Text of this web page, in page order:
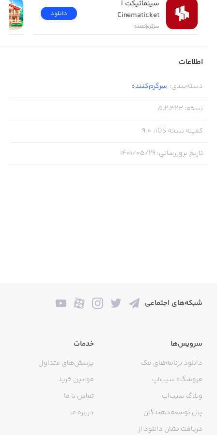
Cinematicket
سرگرم‌کننده
دانلود
اطلاعات
دسته‌بندی: سرگرم‌کننده
نسخه:
5.2.323
کمینه نسخه iOS :
9.0
تاریخ بروزرسانی: ۱۴۰۱/۰۵/۲۹
شبکه‌های اجتماعی
سرویس‌ها
دانلود برنامه‌های مک
فروشگاه سیب‌اپ
وبلاگ سیب‌اپ
پنل توسعه‌دهندگان
دریافت نشان دانلود از
خدمات
پرسش‌های متداول
قوانین خرید
تماس با ما
درباره ما